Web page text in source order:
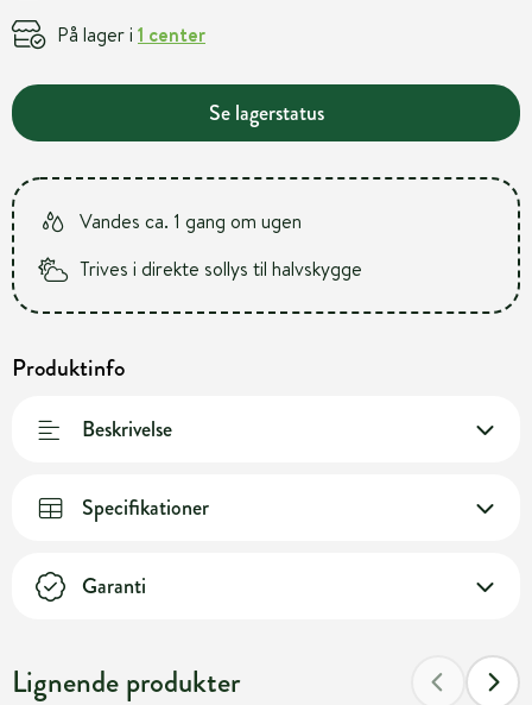
På lager i 1 center
Se lagerstatus
Vandes ca. 1 gang om ugen
Trives i direkte sollys til halvskygge
Produktinfo
Beskrivelse
Specifikationer
Garanti
Lignende produkter